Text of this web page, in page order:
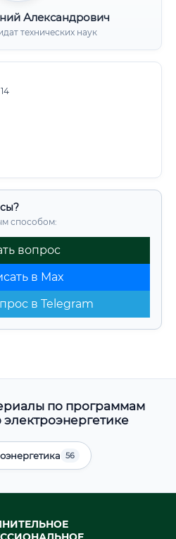
Александрович
технических наук
способом:
вопрос
в Max
в Telegram
по программам
56